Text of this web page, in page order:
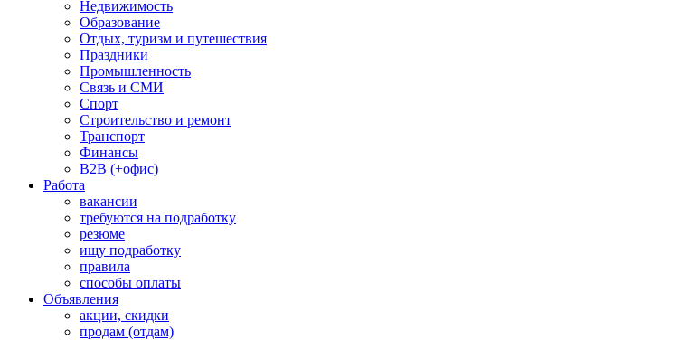
Недвижимость
Образование
Отдых, туризм и путешествия
Праздники
Промышленность
Связь и СМИ
Спорт
Строительство и ремонт
Транспорт
Финансы
B2B (+офис)
Работа
вакансии
требуются на подработку
резюме
ищу подработку
правила
способы оплаты
Объявления
акции, скидки
продам (отдам)